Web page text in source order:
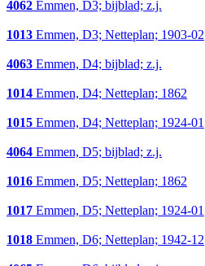
4062 Emmen, D3; bijblad; z.j.
1013 Emmen, D3; Netteplan; 1903-02
4063 Emmen, D4; bijblad; z.j.
1014 Emmen, D4; Netteplan; 1862
1015 Emmen, D4; Netteplan; 1924-01
4064 Emmen, D5; bijblad; z.j.
1016 Emmen, D5; Netteplan; 1862
1017 Emmen, D5; Netteplan; 1924-01
1018 Emmen, D6; Netteplan; 1942-12